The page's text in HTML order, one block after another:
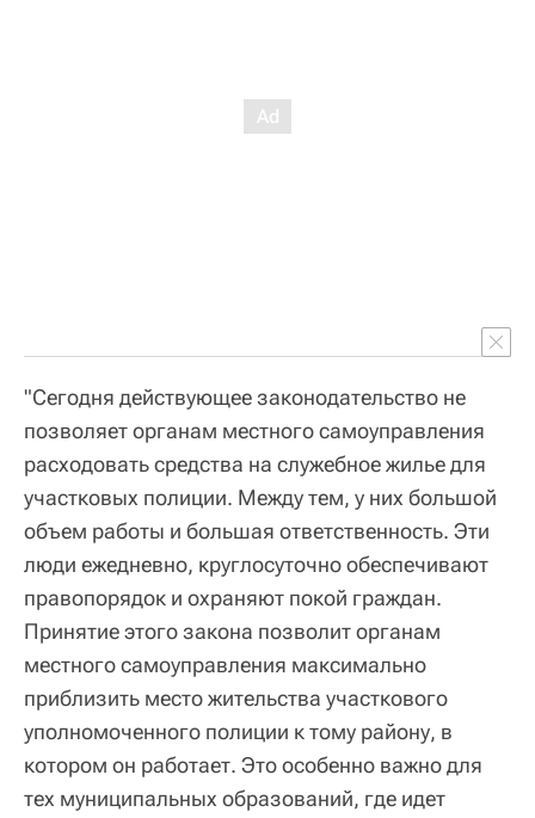
"Сегодня действующее законодательство не
позволяет органам местного самоуправления
расходовать средства на служебное жилье для
участковых полиции. Между тем, у них большой
объем работы и большая ответственность. Эти
люди ежедневно, круглосуточно обеспечивают
правопорядок и охраняют покой граждан.
Принятие этого закона позволит органам
местного самоуправления максимально
приблизить место жительства участкового
уполномоченного полиции к тому району, в
котором он работает. Это особенно важно для
тех муниципальных образований, где идет